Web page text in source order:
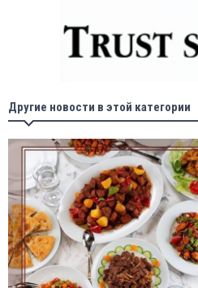
Другие новости в этой категории